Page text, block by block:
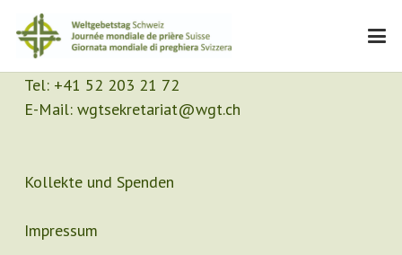
Kontakt
Sekretariat
Tel: +41 52 203 21 72
E-Mail: wgtsekretariat@wgt.ch
Kollekte und Spenden
Impressum